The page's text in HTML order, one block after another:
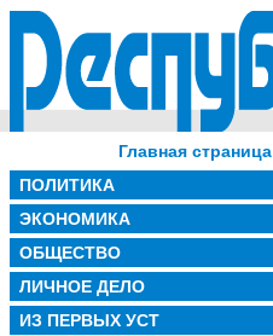
Главная страница
ПОЛИТИКА
ЭКОНОМИКА
ОБЩЕСТВО
ЛИЧНОЕ ДЕЛО
ИЗ ПЕРВЫХ УСТ